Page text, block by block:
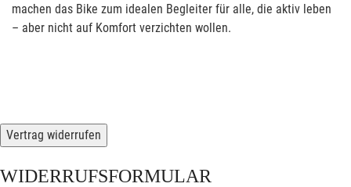
machen das Bike zum idealen Begleiter für alle, die aktiv leben
– aber nicht auf Komfort verzichten wollen.
Vertrag widerrufen
WIDERRUFSFORMULAR